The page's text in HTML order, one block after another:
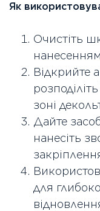
Як
Очистіть
Відкрийте
зоні
Дайте
нанесіть
для